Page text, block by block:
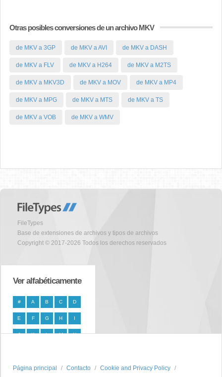
Otras posibles conversiones de un archivo MKV
de MKV a 3GP de MKV a AVI de MKV a DASH
de MKV a FLV de MKV a H264 de MKV a M2TS
de MKV a MKV3D de MKV a MOV de MKV a MP4
de MKV a MPG de MKV a MTS de MKV a TS
de MKV a VOB de MKV a WMV
FileTypes
Base de extensiones de archivos y tipos de archivos
Copyright © 2017-2026 Todos los derechos reservados
Ver alfabéticamente
# A B C D
E F G H I
J K L M N
T U V W X
Página principal Contacto Cookie and Privacy Policy